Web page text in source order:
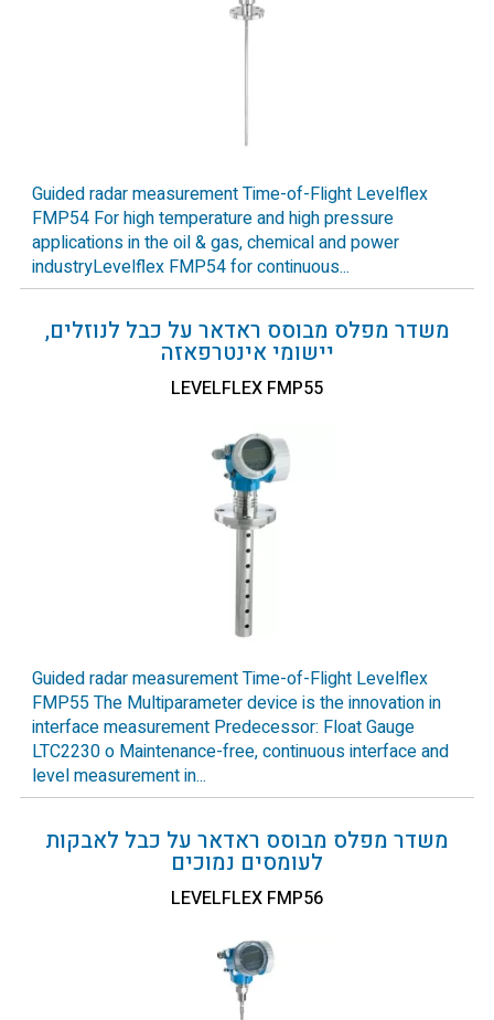
Guided radar measurement Time-of-Flight Levelflex
FMP54 For high temperature and high pressure
applications in the oil & gas, chemical and power
industryLevelflex FMP54 for continuous...
משדר מפלס מבוסס ראדאר על כבל לנוזלים,
יישומי אינטרפאזה
LEVELFLEX FMP55
Guided radar measurement Time-of-Flight Levelflex
FMP55 The Multiparameter device is the innovation in
interface measurement Predecessor: Float Gauge
LTC2230 o Maintenance-free, continuous interface and
level measurement in...
משדר מפלס מבוסס ראדאר על כבל לאבקות
לעומסים נמוכים
LEVELFLEX FMP56